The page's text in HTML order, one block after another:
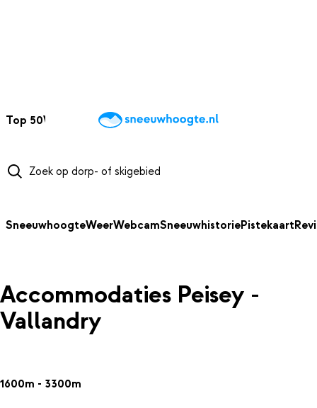
Top 50Webcams WintersportweerKaarten
SneeuwhoogteWeerWebcamSneeuwhistoriePistekaart
Accommodaties Peisey -
Vallandry
1600m - 3300m